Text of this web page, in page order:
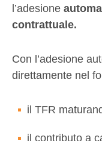
l’adesione
contrattuale.
Con l’adesione
direttamente nel
il TFR
il contributo a